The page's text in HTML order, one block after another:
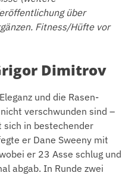
über
Fitness/Hüfte vor
Dimitrov
und die Rasen-
verschwunden sind –
sich in bestechender
er Dane Sweeny mit
er 23 Asse schlug und
abgab. In Runde zwei